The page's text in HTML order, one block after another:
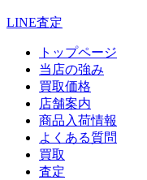
LINE査定
トップページ
当店の強み
買取価格
店舗案内
商品入荷情報
よくある質問
買取
査定